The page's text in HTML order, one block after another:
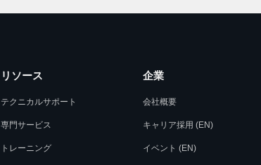
リソース
テクニカルサポート
専門サービス
トレーニング
企業
会社概要
キャリア採用 (EN)
イベント (EN)